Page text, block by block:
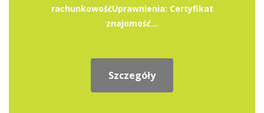
rachunkowośćUprawnienia: Certyfikat
znajomość...
Szczegóły